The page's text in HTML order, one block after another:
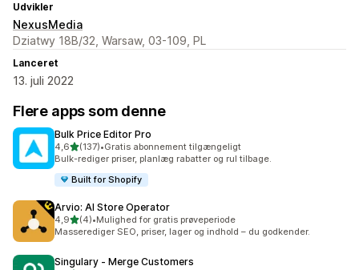
Udvikler
NexusMedia
Dziatwy 18B/32, Warsaw, 03-109, PL
Lanceret
13. juli 2022
Flere apps som denne
Bulk Price Editor Pro
4,6ud af 5 stjerner
(137)
137 anmeldelser i alt
•Gratis abonnement tilgængeligt
Bulk-rediger priser, planlæg rabatter og rul tilbage.
Built for Shopify
Arvio: AI Store Operator
4,9ud af 5 stjerner
(4)
4 anmeldelser i alt
•Mulighed for gratis prøveperiode
Masserediger SEO, priser, lager og indhold – du godkender.
Singulary ‑ Merge Customers